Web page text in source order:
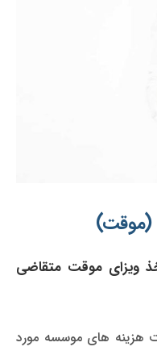
(موقت)
ویزای موقت متقاضی
هزینه های موسسه مورد